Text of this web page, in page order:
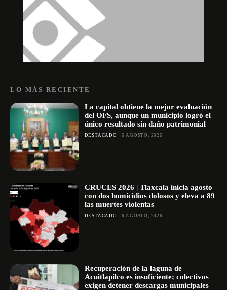
LO MÁS RECIENTE
La capital obtiene la mejor evaluación
del OFS, aunque un municipio logró el
único resultado sin daño patrimonial
DESTACADO 6 AGOSTO, 2026
CRUCES 2026 | Tlaxcala inicia agosto
con dos homicidios dolosos y eleva a 89
las muertes violentas
DESTACADO 6 AGOSTO, 2026
Recuperación de la laguna de
Acuitlapilco es insuficiente; colectivos
exigen detener descargas municipales